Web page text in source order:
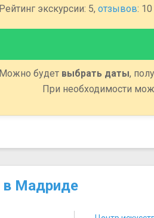
Рейтинг экскурсии: 5, отзывов: 10
Можно будет выбрать даты,
При необходимости
в Мадриде